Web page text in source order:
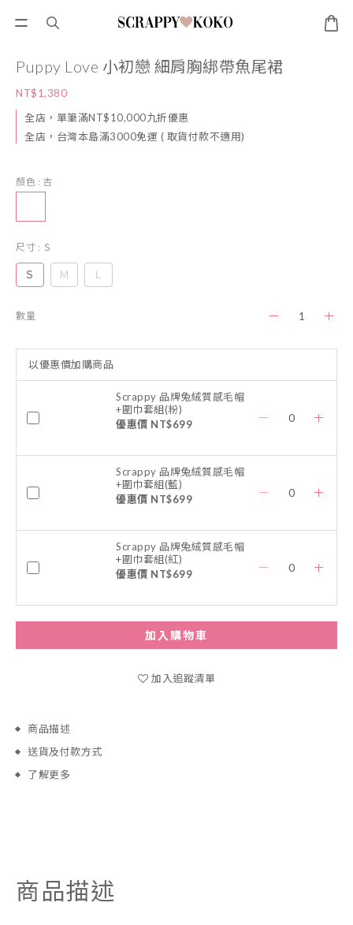
Puppy Love 小初戀 細肩胸綁帶魚尾裙
NT$1,380
全店，單筆滿NT$10,000九折優惠
全店，台灣本島滿3000免運 ( 取貨付款不適用)
顏色 : 杏
尺寸 : Ｓ
Ｓ Ｍ Ｌ
數量
以優惠價加購商品
Scrappy 品牌兔絨質感毛帽
+圍巾套組(粉)
優惠價 NT$699
Scrappy 品牌兔絨質感毛帽
+圍巾套組(藍)
優惠價 NT$699
Scrappy 品牌兔絨質感毛帽
+圍巾套組(紅)
優惠價 NT$699
加入購物車
加入追蹤清單
商品描述
送貨及付款方式
了解更多
商品描述